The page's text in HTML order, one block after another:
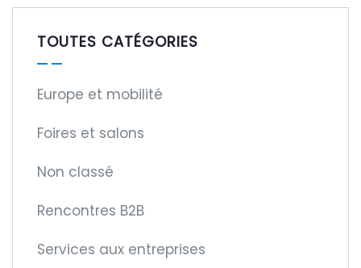
TOUTES CATÉGORIES
Europe et mobilité
Foires et salons
Non classé
Rencontres B2B
Services aux entreprises